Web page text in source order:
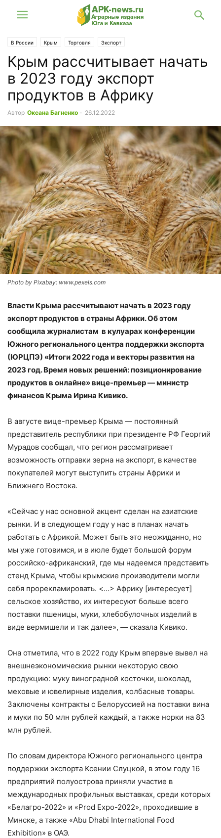
В России Крым Торговля Экспорт
Крым рассчитывает начать
в 2023 году экспорт
продуктов в Африку
Автор Оксана Багненко - 26.12.2022
Photo by Pixabay: www.pexels.com
Власти Крыма рассчитывают начать в 2023 году
экспорт продуктов в страны Африки. Об этом
сообщила журналистам в кулуарах конференции
Южного регионального центра поддержки экспорта
(ЮРЦПЭ) «Итоги 2022 года и векторы развития на
2023 год. Время новых решений: позиционирование
продуктов в онлайне» вице-премьер — министр
финансов Крыма Ирина Кивико.
В августе вице-премьер Крыма — постоянный
представитель республики при президенте РФ Георгий
Мурадов сообщал, что регион рассматривает
возможность отправки зерна на экспорт, в качестве
покупателей могут выступить страны Африки и
Ближнего Востока.
«Сейчас у нас основной акцент сделан на азиатские
рынки. И в следующем году у нас в планах начать
работать с Африкой. Может быть это неожиданно, но
мы уже готовимся, и в июле будет большой форум
российско-африканский, где мы надеемся представить
стенд Крыма, чтобы крымские производители могли
себя прорекламировать. <…> Африку [интересует]
сельское хозяйство, их интересуют больше всего
поставки пшеницы, муки, хлебобулочных изделий в
виде вермишели и так далее», — сказала Кивико.
Она отметила, что в 2022 году Крым впервые вывел на
внешнеэкономические рынки некоторую свою
продукцию: муку виноградной косточки, шоколад,
меховые и ювелирные изделия, колбасные товары.
Заключены контракты с Белоруссией на поставки вина
и муки по 50 млн рублей каждый, а также норки на 83
млн рублей.
По словам директора Южного регионального центра
поддержки экспорта Ксении Слуцкой, в этом году 16
предприятий полуострова приняли участие в
международных профильных выставках, среди которых
«Белагро-2022» и «Prod Expo-2022», проходившие в
Минске, а также «Abu Dhabi International Food
Exhibition» в ОАЭ.